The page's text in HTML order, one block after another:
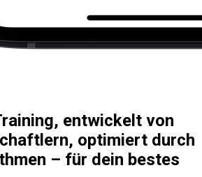
entwickelt von
optimiert durch
– für dein bestes